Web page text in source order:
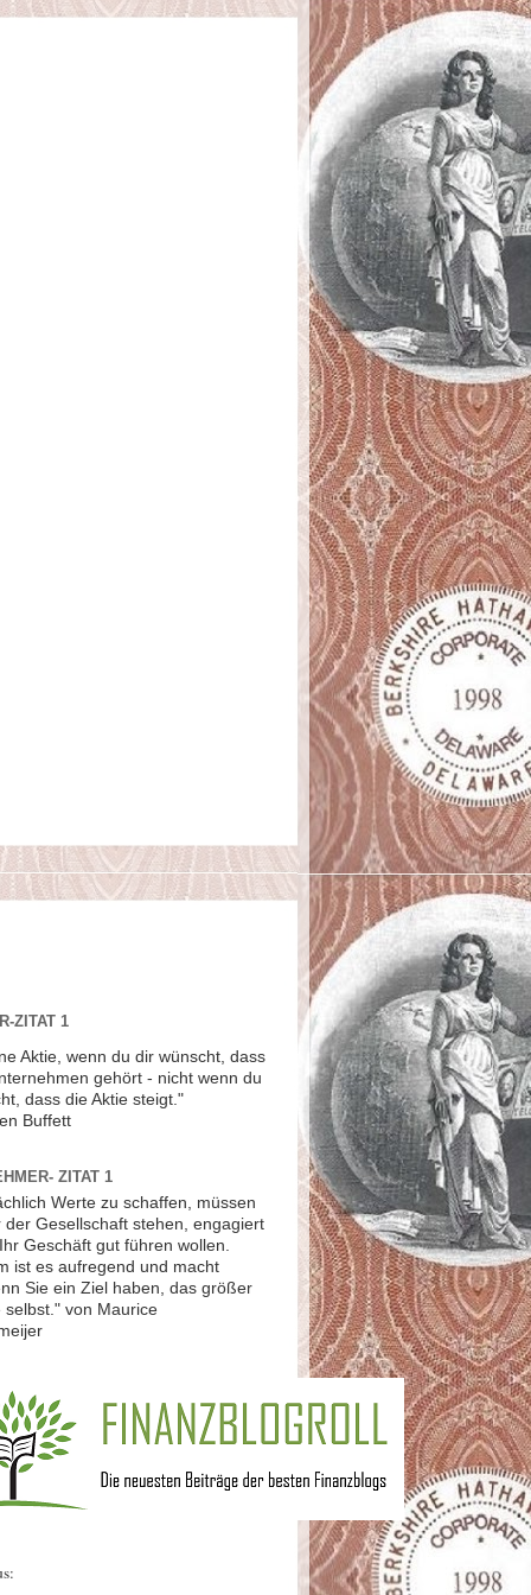
ZITAT 1
Aktie, wenn du dir wünscht, dass
gehört - nicht wenn du
dass die Aktie steigt."
Buffett
ZITAT 1
Werte zu schaffen, müssen
der Gesellschaft stehen, engagiert
Geschäft gut führen wollen.
ist es aufregend und macht
Sie ein Ziel haben, das größer
selbst." von Maurice